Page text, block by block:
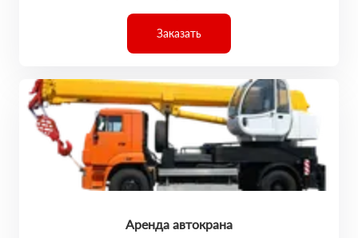
Заказать
Аренда автокрана